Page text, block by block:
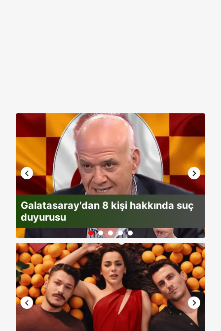
Galatasaray'dan 8 kişi hakkında suç
duyurusu